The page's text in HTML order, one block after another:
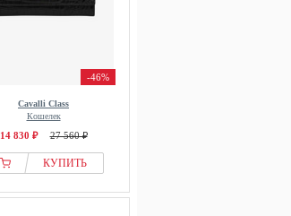
-46%
Cavalli Class
Кошелек
14 830 ₽ 27 560 ₽
КУПИТЬ